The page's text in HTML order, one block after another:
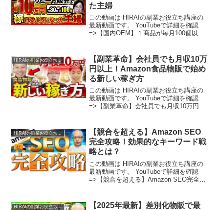
た主婦
この動画は HIRAIの副業お役立ち講座の
最新動画です。 YouTubeで詳細を確認
=>【国内OEM】１商品が毎月100個以上
HIRAIの副業お役立ち講座
【副業革命】会社員でも月収10万
円以上！Amazon食品物販で始め
る新しい稼ぎ方
この動画は HIRAIの副業お役立ち講座の
最新動画です。 YouTubeで詳細を確認
=>【副業革命】会社員でも月収10万円以
HIRAIの副業お役立ち講座
【競合を超える】Amazon SEO
完全攻略！効果的なキーワード戦
略とは？
この動画は HIRAIの副業お役立ち講座の
最新動画です。 YouTubeで詳細を確認
=>【競合を超える】Amazon SEO完全攻
HIRAIの副業お役立ち講座
【2025年最新】差別化物販で最